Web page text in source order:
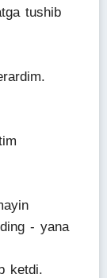
tushib
- yana
ketdi.